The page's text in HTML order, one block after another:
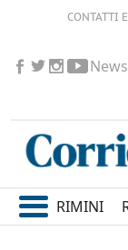
CONTATTI
RIMINI